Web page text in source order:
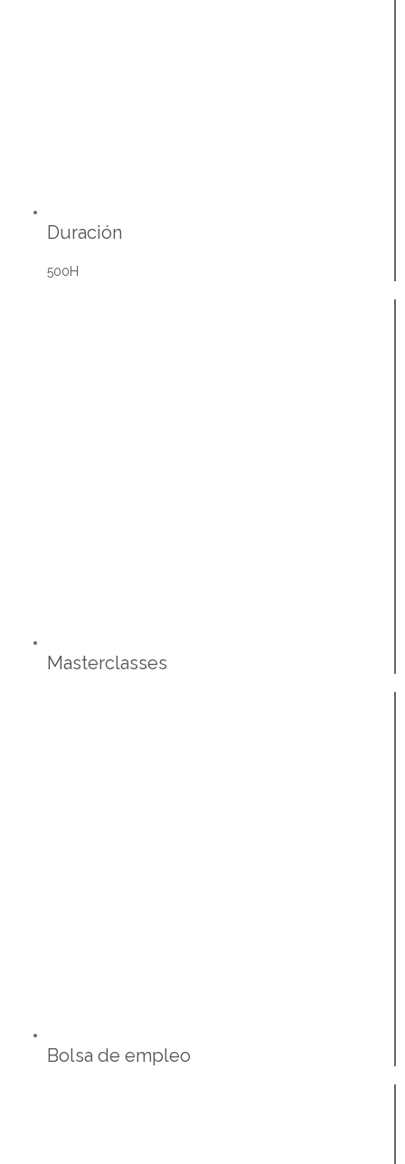
Duración
500H
Masterclasses
Bolsa de empleo